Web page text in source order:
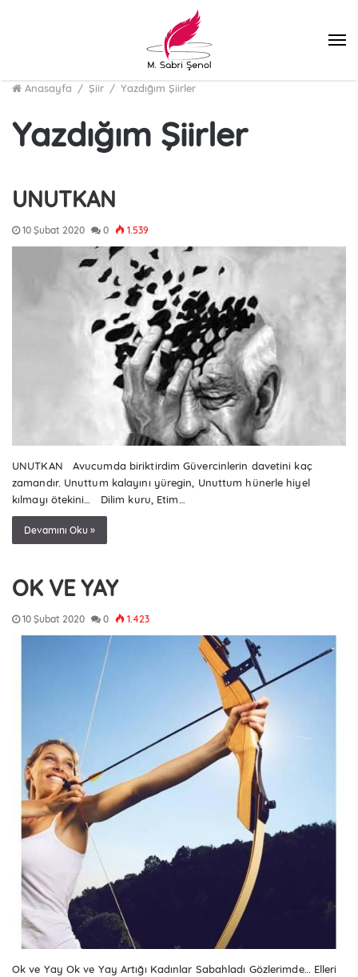
Anasayfa / Şiir / Yazdığım Şiirler
Yazdığım Şiirler
UNUTKAN
10 Şubat 2020 0 1.539
UNUTKAN Avucumda biriktirdim Güvercinlerin davetini kaç
zamandır. Unuttum kalayını yüregin, Unuttum hünerle hiyel
kılmayı ötekini… Dilim kuru, Etim…
Devamını Oku »
OK VE YAY
10 Şubat 2020 0 1.423
Ok ve Yay Ok ve Yay Artığı Kadınlar Sabahladı Gözlerimde… Elleri